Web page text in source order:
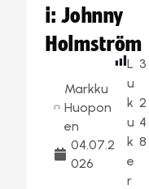
i: Johnny
Holmström
Markku
Huopon
en
04.07.2
026
L
u
k
u
k
e
r
3
2
4
8